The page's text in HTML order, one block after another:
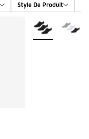
Style De Produit
Plus de couleurs